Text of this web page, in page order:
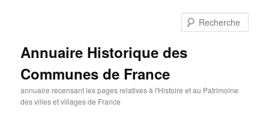
Annuaire Historique des
Communes de France
annuaire recensant les pages relatives à l'Histoire et au Patrimoine
des villes et villages de France